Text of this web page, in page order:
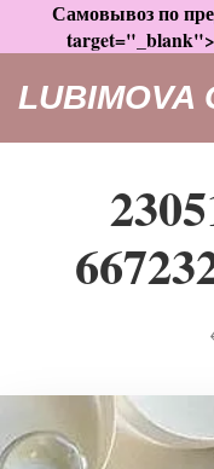
Самовывоз по
LUBIMOVA